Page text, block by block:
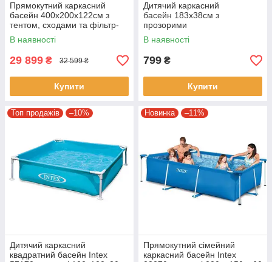
Прямокутний каркасний
басейн 400х200х122см з
тентом, сходами та фільтр-
насосом Intex 26770
В наявності
29 899 ₴ 32 599 ₴
Купити
Дитячий каркасний
басейн 183х38см з
прозорими
боковинами Bestway 55030
В наявності
799 ₴
Купити
Топ продажів –10%
Дитячий каркасний
квадратний басейн Intex
Новинка –11%
Прямокутний сімейний
каркасний басейн Intex